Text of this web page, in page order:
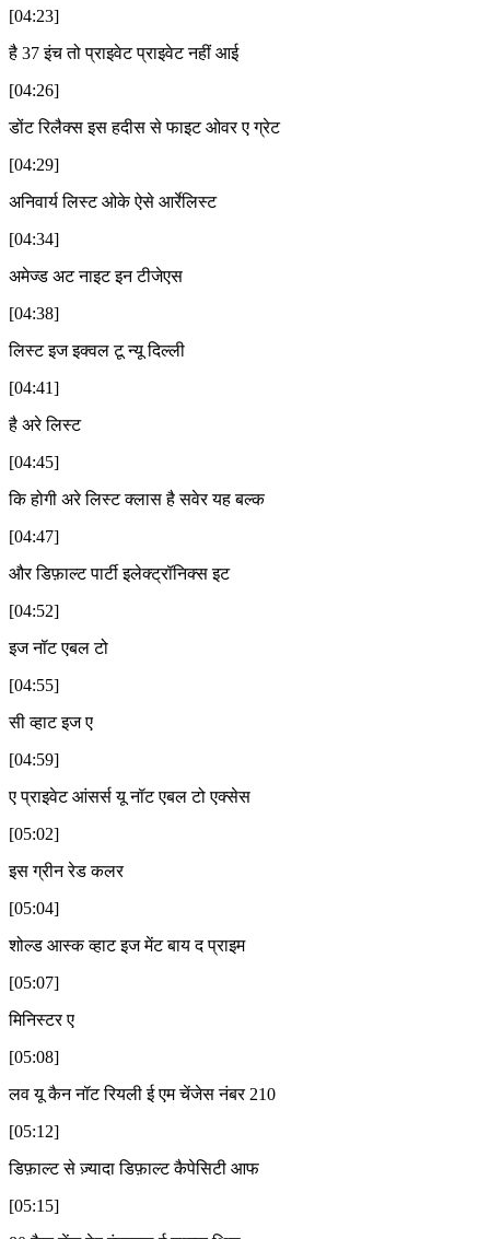
[04:23]
है 37 इंच तो प्राइवेट प्राइवेट नहीं आई
[04:26]
डोंट रिलैक्स इस हदीस से फाइट ओवर ए ग्रेट
[04:29]
अनिवार्य लिस्ट ओके ऐसे आर्रेलिस्ट
[04:34]
अमेज्ड अट नाइट इन टीजेएस
[04:38]
लिस्ट इज इक्वल टू न्यू दिल्ली
[04:41]
है अरे लिस्ट
[04:45]
कि होगी अरे लिस्ट क्लास है सवेर यह बल्क
[04:47]
और डिफ़ाल्ट पार्टी इलेक्ट्रॉनिक्स इट
[04:52]
इज नॉट एबल टो
[04:55]
सी व्हाट इज ए
[04:59]
ए प्राइवेट आंसर्स यू नॉट एबल टो एक्सेस
[05:02]
इस ग्रीन रेड कलर
[05:04]
शोल्ड आस्क व्हाट इज मेंट बाय द प्राइम
[05:07]
मिनिस्टर ए
[05:08]
लव यू कैन नॉट रियली ई एम चेंजेस नंबर 210
[05:12]
डिफ़ाल्ट से ज़्यादा डिफ़ाल्ट कैपेसिटी आफ
[05:15]